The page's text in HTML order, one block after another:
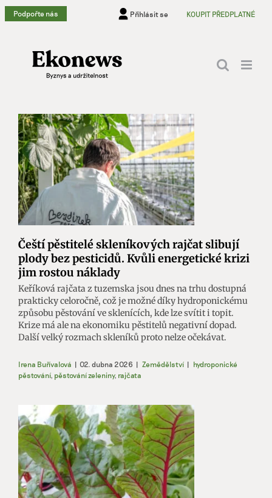
Přeskočit
na
Podpořte nás Přihlásit se KOUPIT PŘEDPLATNÉ
Čeští pěstitelé skleníkových rajčat slibují
plody bez pesticidů. Kvůli energetické krizi
jim rostou náklady
Keříková rajčata z tuzemska jsou dnes na trhu dostupná
prakticky celoročně, což je možné díky hydroponickému
způsobu pěstování ve sklenících, kde lze svítit i topit.
Krize má ale na ekonomiku pěstitelů negativní dopad.
Další velký rozmach skleníků proto nelze očekávat.
Irena Buřívalová | 02. dubna 2026 | Zemědělství | hydroponické
pěstování, pěstování zeleniny, rajčata